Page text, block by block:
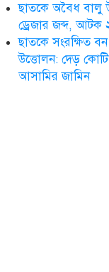
ছাতকে অবৈধ বালু
ড্রেজার জব্দ, আটক
ছাতকে সংরক্ষিত
উত্তোলন: দেড়
আসামির জামিন